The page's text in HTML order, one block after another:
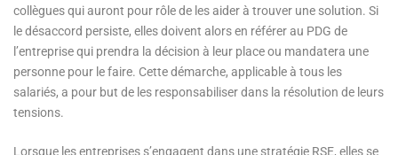
collègues qui auront pour rôle de les aider à trouver une solution. Si
le désaccord persiste, elles doivent alors en référer au PDG de
l’entreprise qui prendra la décision à leur place ou mandatera une
personne pour le faire. Cette démarche, applicable à tous les
salariés, a pour but de les responsabiliser dans la résolution de leurs
tensions.
Lorsque les entreprises s’engagent dans une stratégie RSE, elles se